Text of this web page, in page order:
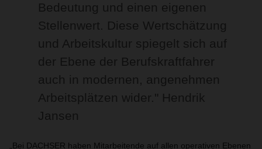
Bedeutung und einen eigenen
Stellenwert. Diese Wertschätzung
und Arbeitskultur spiegelt sich auf
der Ebene der Berufskraftfahrer
auch in modernen, angenehmen
Arbeitsplätzen wider." Hendrik
Jansen
„Bei DACHSER haben Mitarbeitende auf allen operativen Ebenen